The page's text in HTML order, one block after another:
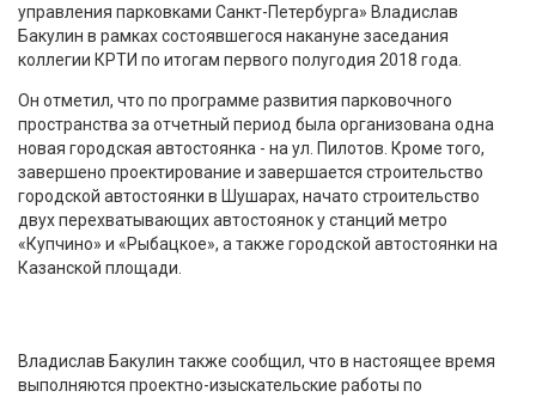
управления парковками Санкт-Петербурга» Владислав
Бакулин в рамках состоявшегося накануне заседания
коллегии КРТИ по итогам первого полугодия 2018 года.
Он отметил, что по программе развития парковочного
пространства за отчетный период была организована одна
новая городская автостоянка - на ул. Пилотов. Кроме того,
завершено проектирование и завершается строительство
городской автостоянки в Шушарах, начато строительство
двух перехватывающих автостоянок у станций метро
«Купчино» и «Рыбацкое», а также городской автостоянки на
Казанской площади.
Владислав Бакулин также сообщил, что в настоящее время
выполняются проектно-изыскательские работы по